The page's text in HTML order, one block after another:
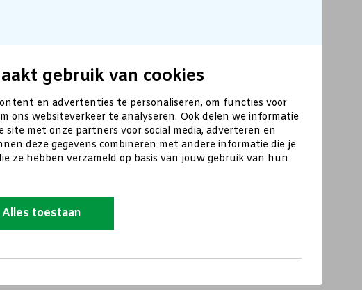
gebruik van cookies
en advertenties te personaliseren, om functies voor
ons websiteverkeer te analyseren. Ook delen we informatie
site met onze partners voor social media, adverteren en
deze gegevens combineren met andere informatie die je
ze hebben verzameld op basis van jouw gebruik van hun
Alles toestaan